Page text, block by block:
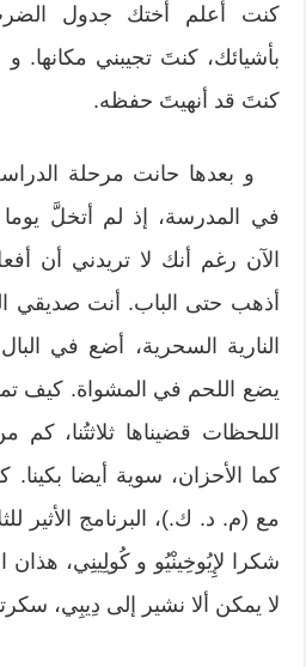
كنت أعلم أختك جدول
بأشيائك، كنتَ تجيبني
كنتَ قد أنهيتَ حفظه.
و بعدها حانت مرحلة الدراسة
في المدرسة، إذ لم أتخلَّ
الآن رغم أنك لا تريدني أن
أذهب حتى الباب. أنت صديقي
النارية السحرية، أضع في
يضع اللحم في المشواة. كيف
اللحظات قضيناها ثلاثتُنا، كم
كما الأحزان، سوية أيضا
مع (م. د. ك.)، البرنامج الأثير
شكرا لإِيُوخِينْيُو و كُولِينِي، هذان
لا يمكن ألا نشير إلى دِيبِي،